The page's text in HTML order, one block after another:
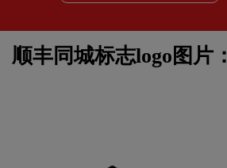
顺丰同城标志logo图片：